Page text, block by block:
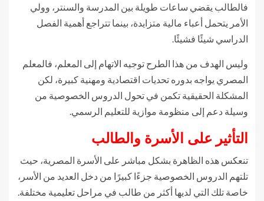
فالطالب يقضي ساعات طويلة بين المدرسة والسنتر، وولي
الأمر يتحمل أعباء مالية متزايدة، بينما تتراجع أهمية الفصل
الدراسي شيئًا فشيئًا.
وليس الهدف من هذا الطرح توجيه الاتهام إلى المعلم، فالمعلم
المصري يواجه بدوره تحديات اقتصادية ومهنية كبيرة، لكن
المشكلة الحقيقية تكمن في تحول الدروس الخصوصية من
وسيلة دعم إلى منظومة موازية للتعليم الرسمي.
التأثير على الأسرة والطالب
تنعكس هذه الظاهرة بشكل مباشر على الأسرة المصرية، حيث
تلتهم الدروس الخصوصية جزءًا كبيرًا من دخل العديد من الأسر،
خاصة تلك التي لديها أكثر من طالب في مراحل تعليمية مختلفة.